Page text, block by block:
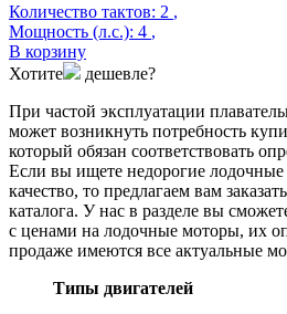
Количество тактов: 2 ,
Мощность (л.с.): 4 ,
В корзину
Хотите
дешевле?
При частой эксплуатации
может возникнуть потребность
который обязан соответствовать
Если вы ищете недорогие
качество, то предлагаем вам
каталога. У нас в разделе вы
с ценами на лодочные моторы, их
продаже имеются все актуальные
Типы двигателей